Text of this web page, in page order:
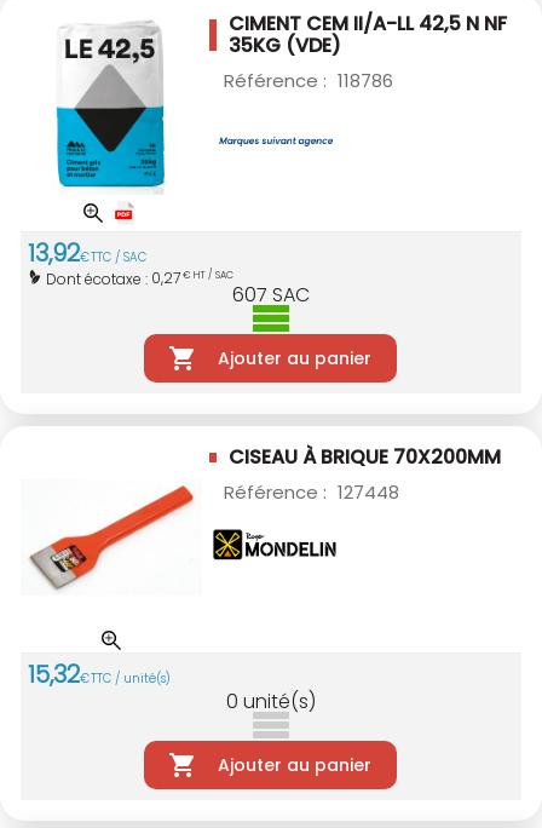
CIMENT CEM II/A-LL 42,5 N NF
35KG (VDE)
Référence : 118786
13,92€TTC / SAC
Dont écotaxe : 0,27€ HT / SAC
607 SAC
Ajouter au panier
CISEAU À BRIQUE 70X200MM
Référence : 127448
15,32€TTC / unité(s)
0 unité(s)
Ajouter au panier